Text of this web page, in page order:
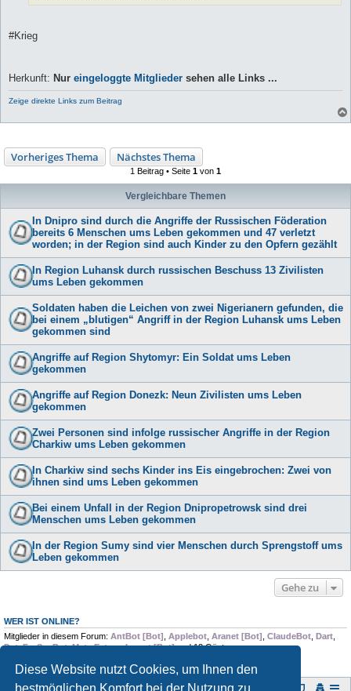
Diese Website nutzt Cookies, um Ihnen den
bestmöglichen Komfort bei der Nutzung zu
#Krieg
Herkunft: Nur eingeloggte Mitglieder sehen alle Links ...
Zeige direkte Links zum Beitrag
Vorheriges Thema Nächstes Thema
1 Beitrag • Seite 1 von 1
Vergleichbare Themen
In Dnipro sind durch die Angriffe der Russischen Föderation
bereits 6 Menschen ums Leben gekommen und 47 verletzt
worden; in der Region sind auch Kinder zu den Opfern gezählt
In Region Luhansk durch russischen Beschuss 13 Zivilisten
ums Leben gekommen
Soldaten haben die Leichen von zwei Nigerianern gefunden, die
bei einem „blutigen“ Angriff in der Region Luhansk ums Leben
gekommen sind
Angriffe auf Region Shytomyr: Ein Soldat ums Leben
gekommen
Angriffe auf Region Donezk: Neun Zivilisten ums Leben
gekommen
Zwei Personen sind infolge russischer Angriffe in der Region
Charkiw ums Leben gekommen
In Charkiw sind sechs Kinder ins Eis eingebrochen: Zwei von
ihnen sind ums Leben gekommen
Bei einem Unfall in der Region Dnipropetrowsk sind drei
Menschen ums Leben gekommen
In der Region Sumy sind vier Menschen durch Sprengstoff ums
Leben gekommen
Gehe zu
WER IST ONLINE?
Mitglieder in diesem Forum: AntBot [Bot] Applebot Aranet [Bot] ClaudeBot Dart
DataForSeoBot,Meta Externalagent [Bot]und 13 Gäste